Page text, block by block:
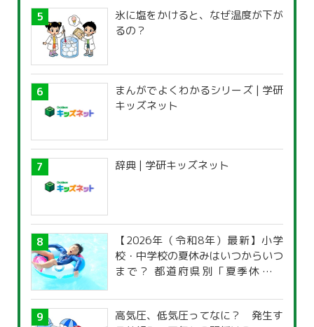
氷に塩をかけると、なぜ温度が下が
るの？
まんがでよくわかるシリーズ | 学研
キッズネット
辞典 | 学研キッズネット
【2026年（令和8年）最新】小学
校・中学校の夏休みはいつからいつ
まで？ 都道府県別「夏季休暇一
高気圧、低気圧ってなに？ 発生す